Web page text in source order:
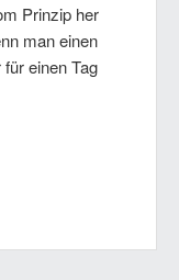
Prinzip her
man einen
einen Tag